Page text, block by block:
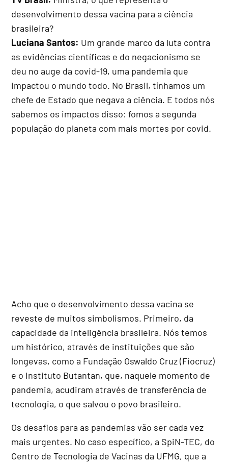
desenvolvimento dessa vacina para a ciência
brasileira?
Luciana Santos: Um grande marco da luta contra
as evidências científicas e do negacionismo se
deu no auge da covid-19, uma pandemia que
impactou o mundo todo. No Brasil, tínhamos um
chefe de Estado que negava a ciência. E todos nós
sabemos os impactos disso: fomos a segunda
população do planeta com mais mortes por covid.
Acho que o desenvolvimento dessa vacina se
reveste de muitos simbolismos. Primeiro, da
capacidade da inteligência brasileira. Nós temos
um histórico, através de instituições que são
longevas, como a Fundação Oswaldo Cruz (Fiocruz)
e o Instituto Butantan, que, naquele momento de
pandemia, acudiram através de transferência de
tecnologia, o que salvou o povo brasileiro.
Os desafios para as pandemias vão ser cada vez
mais urgentes. No caso específico, a SpiN-TEC, do
Centro de Tecnologia de Vacinas da UFMG, que a